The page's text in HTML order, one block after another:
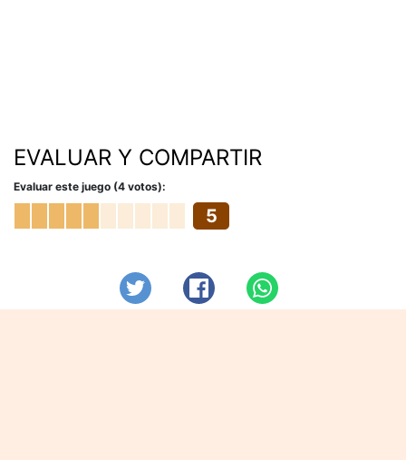
EVALUAR Y COMPARTIR
Evaluar este juego (4 votos):
5